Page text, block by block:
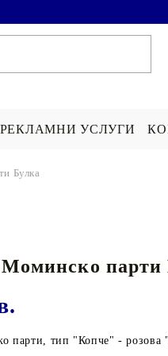
СУИЧЪР ПО
Star Wars
РЕКЛАМНИ УСЛУГИ
Булка
парти
парти, тип "Копче" - розова